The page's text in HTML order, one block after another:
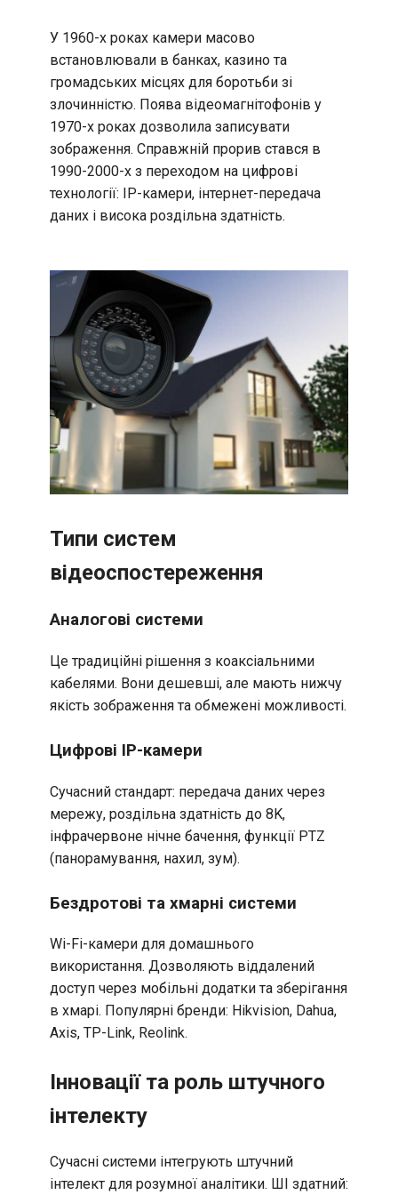
У 1960-х роках камери масово
встановлювали в банках, казино та
громадських місцях для боротьби зі
злочинністю. Поява відеомагнітофонів у
1970-х роках дозволила записувати
зображення. Справжній прорив стався в
1990-2000-х з переходом на цифрові
технології: IP-камери, інтернет-передача
даних і висока роздільна здатність.
Типи систем
відеоспостереження
Аналогові системи
Це традиційні рішення з коаксіальними
кабелями. Вони дешевші, але мають нижчу
якість зображення та обмежені можливості.
Цифрові IP-камери
Сучасний стандарт: передача даних через
мережу, роздільна здатність до 8K,
інфрачервоне нічне бачення, функції PTZ
(панорамування, нахил, зум).
Бездротові та хмарні системи
Wi-Fi-камери для домашнього
використання. Дозволяють віддалений
доступ через мобільні додатки та зберігання
в хмарі. Популярні бренди: Hikvision, Dahua,
Axis, TP-Link, Reolink.
Інновації та роль штучного
інтелекту
Сучасні системи інтегрують штучний
інтелект для розумної аналітики. ШІ здатний: